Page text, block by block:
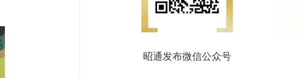
昭通发布微信公众号